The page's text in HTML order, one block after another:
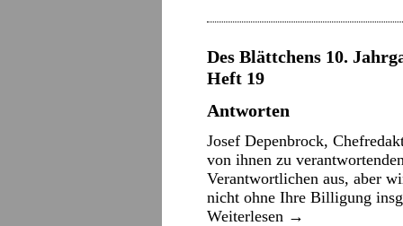
Des Blättchens 10.
Heft 19
Antworten
Josef Depenbrock,
von ihnen zu
Verantwortlichen aus, aber
nicht ohne Ihre Billigung
Weiterlesen →